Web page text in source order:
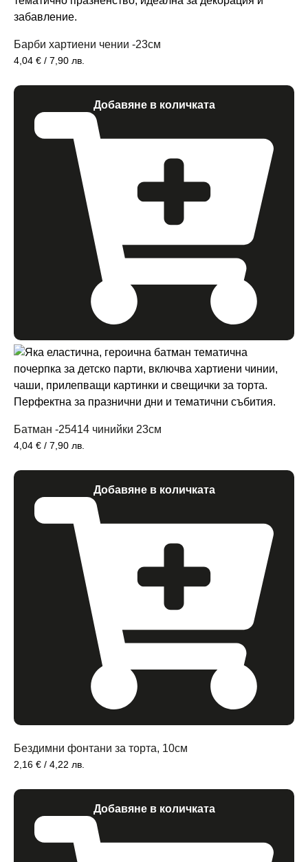
Барби хартиени чении -23см
4,04 € / 7,90 лв.
Добавяне в количката
Батман -25414 чинийки 23см
4,04 € / 7,90 лв.
Добавяне в количката
Бездимни фонтани за торта, 10см
2,16 € / 4,22 лв.
Добавяне в количката